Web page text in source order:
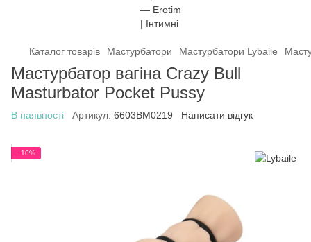
Каталог товарів Мастурбатори Мастурбатори Lybaile
Мастурбатор вагіна Crazy Bull
Masturbator Pocket Pussy
В наявності Артикул: 6603BM0219 Написати відгук
−10%